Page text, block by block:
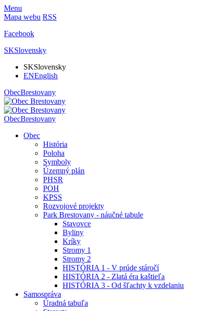
Menu
Mapa webu RSS
Facebook
SKSlovensky
SKSlovensky
ENEnglish
ObecBrestovany
ObecBrestovany
Obec
História
Poloha
Symboly
Územný plán
PHSR
POH
KPSS
Rozvojové projekty
Park Brestovany - náučné tabule
Stavovce
Byliny
Kríky
Stromy 1
Stromy 2
HISTÓRIA 1 - V prúde stáročí
HISTÓRIA 2 - Zlatá éra kaštieľa
HISTÓRIA 3 - Od šľachty k vzdelaniu
Samospráva
Úradná tabuľa